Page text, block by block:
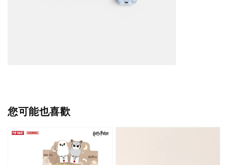
您可能也喜歡